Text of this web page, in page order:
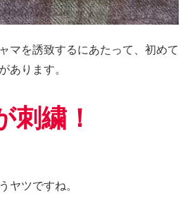
マを誘致するにあたって、初めて
あります。
刺繍！
ヤツですね。